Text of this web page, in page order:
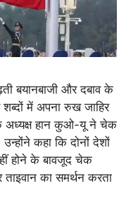
बयानबाजी और दबाव के
में अपना रुख जाहिर
अध्यक्ष हान कुओ-यू ने चेक
कहा कि दोनों देशों
होने के बावजूद चेक
ताइवान का समर्थन करता